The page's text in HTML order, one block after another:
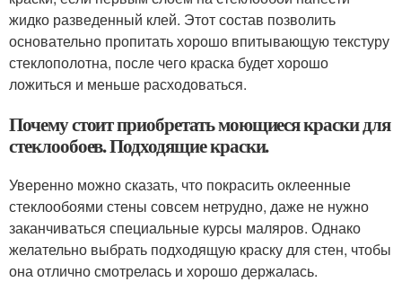
жидко разведенный клей. Этот состав позволить
основательно пропитать хорошо впитывающую текстуру
стеклополотна, после чего краска будет хорошо
ложиться и меньше расходоваться.
Почему стоит приобретать моющиеся краски для
стеклообоев. Подходящие краски.
Уверенно можно сказать, что покрасить оклеенные
стеклообоями стены совсем нетрудно, даже не нужно
заканчиваться специальные курсы маляров. Однако
желательно выбрать подходящую краску для стен, чтобы
она отлично смотрелась и хорошо держалась.